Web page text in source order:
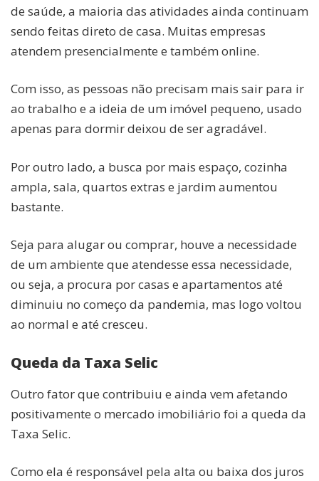
de saúde, a maioria das atividades ainda continuam
sendo feitas direto de casa. Muitas empresas
atendem presencialmente e também online.
Com isso, as pessoas não precisam mais sair para ir
ao trabalho e a ideia de um imóvel pequeno, usado
apenas para dormir deixou de ser agradável.
Por outro lado, a busca por mais espaço, cozinha
ampla, sala, quartos extras e jardim aumentou
bastante.
Seja para alugar ou comprar, houve a necessidade
de um ambiente que atendesse essa necessidade,
ou seja, a procura por casas e apartamentos até
diminuiu no começo da pandemia, mas logo voltou
ao normal e até cresceu.
Queda da Taxa Selic
Outro fator que contribuiu e ainda vem afetando
positivamente o mercado imobiliário foi a queda da
Taxa Selic.
Como ela é responsável pela alta ou baixa dos juros